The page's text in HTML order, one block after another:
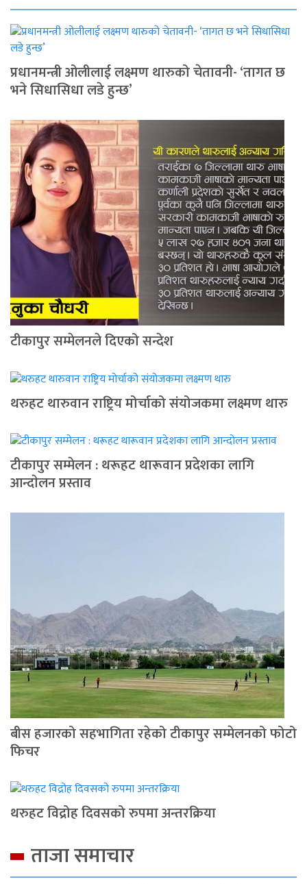
प्रधानमन्त्री ओलीलाई लक्ष्मण थारुको चेतावनी- ‘तागत छ
भने सिधासिधा लडे हुन्छ’
टीकापुर सम्मेलनले दिएको सन्देश
थरुहट थारुवान राष्ट्रिय मोर्चाको संयोजकमा लक्ष्मण थारु
टीकापुर सम्मेलन : थरूहट थारूवान प्रदेशका लागि
आन्दाेलन प्रस्ताव
बीस हजारको सहभागिता रहेको टीकापुर सम्मेलनको फोटो
फिचर
थरुहट विद्रोह दिवसको रुपमा अन्तरक्रिया
ताजा समाचार